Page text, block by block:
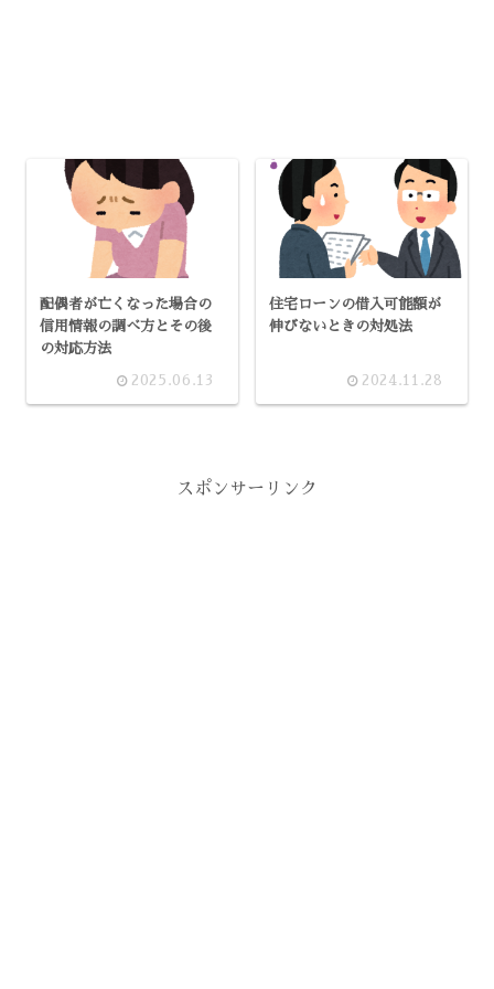
配偶者が亡くなった場合の
信用情報の調べ方とその後
の対応方法
2025.06.13
住宅ローンの借入可能額が
伸びないときの対処法
2024.11.28
スポンサーリンク